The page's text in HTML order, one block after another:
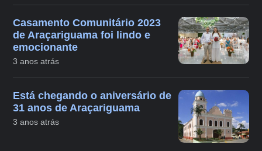
Casamento Comunitário 2023
de Araçariguama foi lindo e
emocionante
3 anos atrás
Está chegando o aniversário de
31 anos de Araçariguama
3 anos atrás